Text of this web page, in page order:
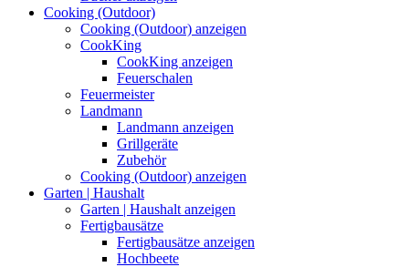
Cooking (Outdoor)
Cooking (Outdoor) anzeigen
CookKing
CookKing anzeigen
Feuerschalen
Feuermeister
Landmann
Landmann anzeigen
Grillgeräte
Zubehör
Cooking (Outdoor) anzeigen
Garten | Haushalt
Garten | Haushalt anzeigen
Fertigbausätze
Fertigbausätze anzeigen
Hochbeete